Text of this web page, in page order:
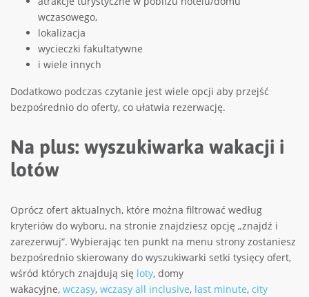
wczasowego,
lokalizacja
wycieczki fakultatywne
i wiele innych
Dodatkowo podczas czytanie jest wiele opcji aby przejść
bezpośrednio do oferty, co ułatwia rezerwację.
Na plus: wyszukiwarka wakacji i
lotów
Oprócz ofert aktualnych, które można filtrować według
kryteriów do wyboru, na stronie znajdziesz opcję „znajdź i
zarezerwuj“. Wybierając ten punkt na menu strony zostaniesz
bezpośrednio skierowany do wyszukiwarki setki tysięcy ofert,
wśród których znajdują się loty, domy
wakacyjne, wczasy, wczasy all inclusive, last minute, city